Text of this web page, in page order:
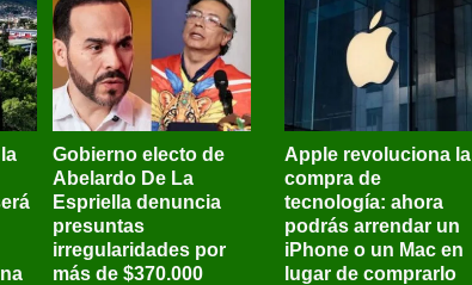
Gobierno electo de
Abelardo De La
Espriella denuncia
presuntas
irregularidades por
más de $370.000
Apple revoluciona la
compra de
tecnología: ahora
podrás arrendar un
iPhone o un Mac en
lugar de comprarlo